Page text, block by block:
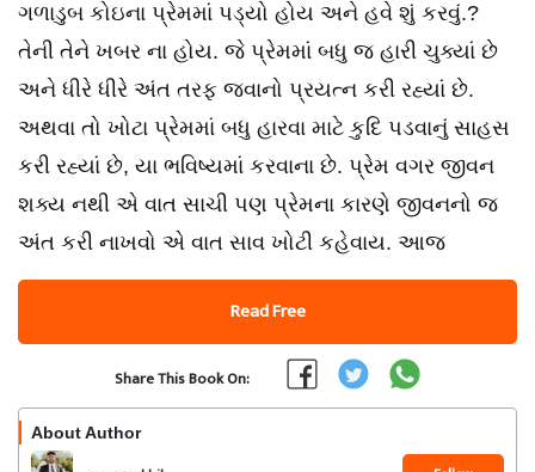
ગળાડુબ કોઇના પ્રેમમાં પડ્યો હોય અને હવે શું કરવું.?
તેની તેને ખબર ના હોય. જે પ્રેમમાં બધુ જ હારી ચુક્યાં છે
અને ધીરે ધીરે અંત તરફ જવાનો પ્રયત્ન કરી રહ્યાં છે.
અથવા તો ખોટા પ્રેમમાં બધુ હારવા માટે કુદિ પડવાનું સાહસ
કરી રહ્યાં છે, યા ભવિષ્યમાં કરવાના છે. પ્રેમ વગર જીવન
શક્ય નથી એ વાત સાચી પણ પ્રેમના કારણે જીવનનો જ
અંત કરી નાખવો એ વાત સાવ ખોટી કહેવાય. આજ
Read Free
Share This Book On:
About Author